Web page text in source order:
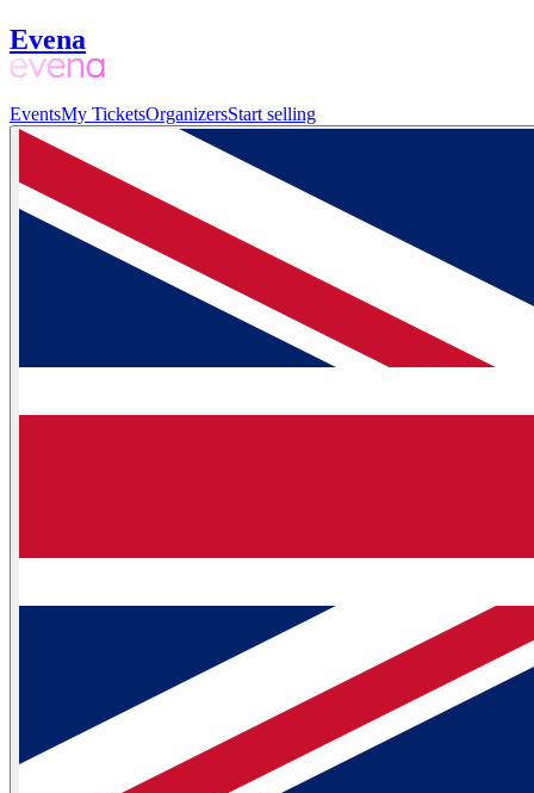
Evena
EventsMy TicketsOrganizersStart selling